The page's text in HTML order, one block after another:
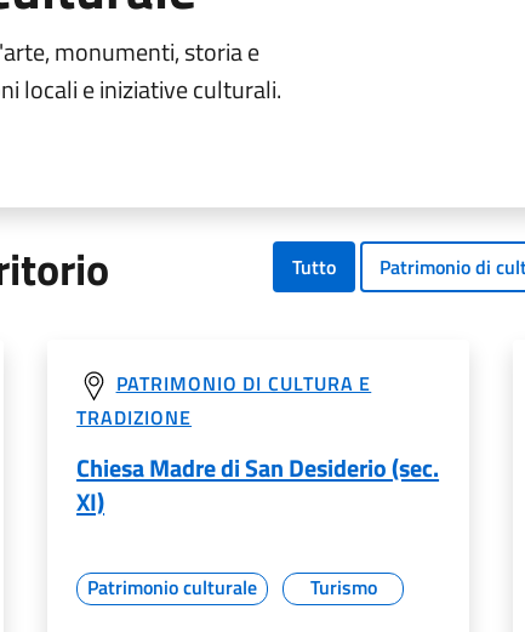
monumenti, storia e
locali e iniziative culturali.
Tutto Patrimonio di
PATRIMONIO DI CULTURA E
TRADIZIONE
Chiesa Madre di San Desiderio (sec.
XI)
Patrimonio culturale Turismo